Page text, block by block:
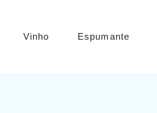
Vinho Espumante